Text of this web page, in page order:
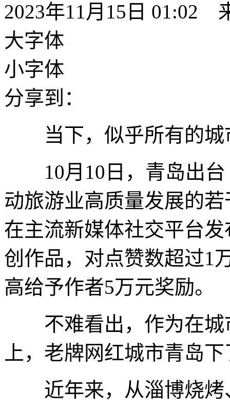
2023年11月15日 01:02
大字体
小字体
分享到：
当下，似乎所有的城
10月10日，青岛出台
动旅游业高质量发展的
在主流新媒体社交平台
创作品，对点赞数超过1
高给予作者5万元奖励。
不难看出，作为在城
上，老牌网红城市青岛
近年来，从淄博烧烤